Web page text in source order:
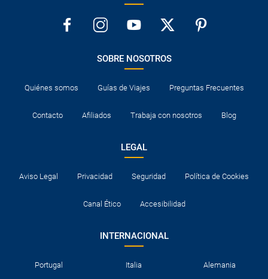
SOBRE NOSOTROS
Quiénes somos Guías de Viajes Preguntas Frecuentes
Contacto Afiliados Trabaja con nosotros Blog
LEGAL
Aviso Legal Privacidad Seguridad Política de Cookies
Canal Ético Accesibilidad
INTERNACIONAL
Portugal Italia Alemania